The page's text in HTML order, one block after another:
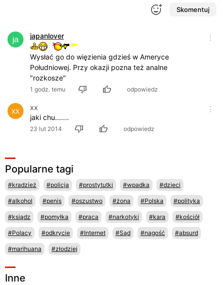
Skomentuj
japanlover
Wysłać go do więzienia gdzieś w Ameryce
Południowej. Przy okazji pozna też analne
"rozkosze"
1 godz. temu odpowiedz
xx
jaki chu.......
23 lut 2014 odpowiedz
Popularne tagi
#kradzież #policja #prostytutki #wpadka #dzieci
#alkohol #penis #oszustwo #żona #Polska #polityka
#ksiądz #pomyłka #praca #narkotyki #kara #kościół
#Polacy #odkrycie #Internet #Sąd #nagość #absurd
#marihuana #złodziej
Inne